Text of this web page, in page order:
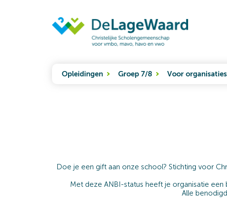
Opleidingen Groep 7/8 Voor organisaties
Doe je een gift aan onze school? Stichting voor
Met deze ANBI-status heeft je organisatie een
Alle